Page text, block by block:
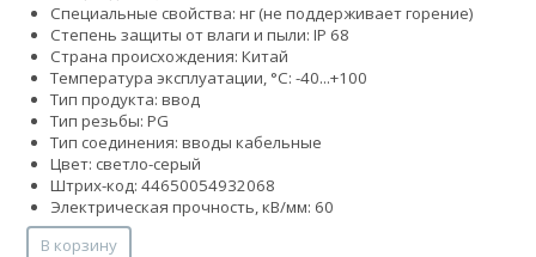
Специальные свойства: нг (не поддерживает горение)
Степень защиты от влаги и пыли: IP 68
Страна происхождения: Китай
Температура эксплуатации, °С: -40...+100
Тип продукта: ввод
Тип резьбы: PG
Тип соединения: вводы кабельные
Цвет: светло-серый
Штрих-код: 44650054932068
Электрическая прочность, кВ/мм: 60
В корзину